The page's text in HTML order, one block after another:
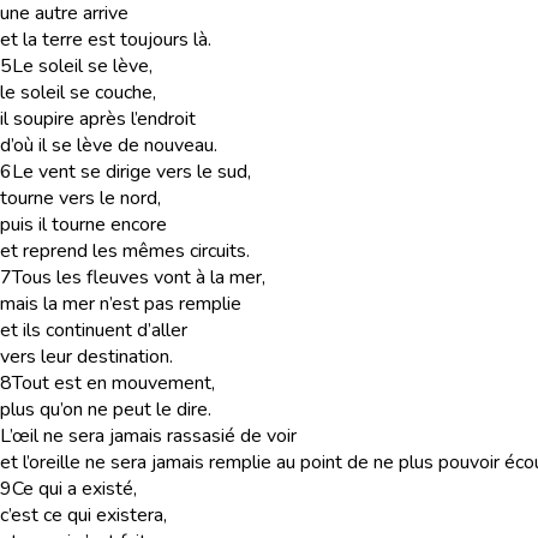
une autre arrive
et la terre est toujours là.
5Le soleil se lève,
le soleil se couche,
il soupire après l’endroit
d’où il se lève de nouveau.
6Le vent se dirige vers le sud,
tourne vers le nord,
puis il tourne encore
et reprend les mêmes circuits.
7Tous les fleuves vont à la mer,
mais la mer n’est pas remplie
et ils continuent d’aller
vers leur destination.
8Tout est en mouvement,
plus qu’on ne peut le dire.
L’œil ne sera jamais rassasié de voir
et l’oreille ne sera jamais remplie au point de ne plus pouvoir
9Ce qui a existé,
c’est ce qui existera,